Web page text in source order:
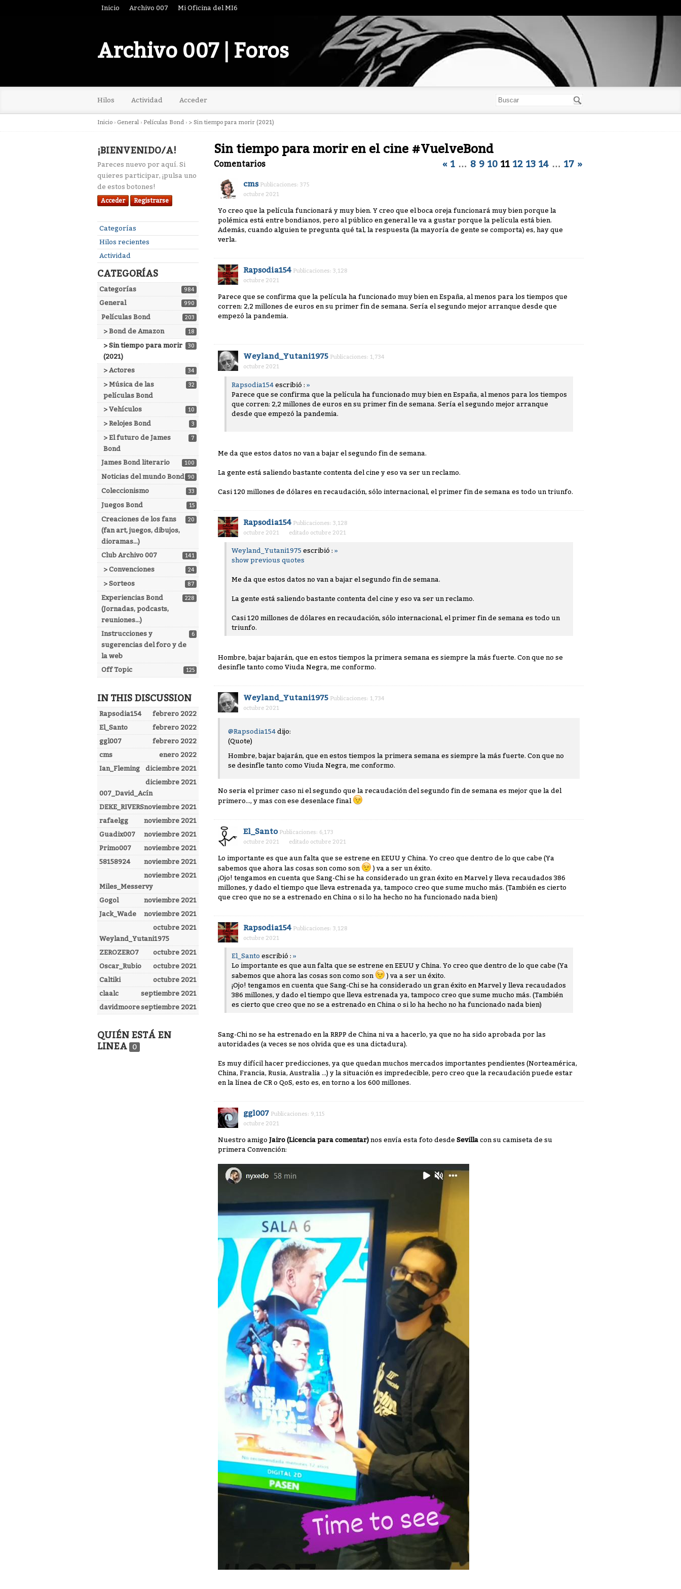
Inicio Archivo 007 Mi Oficina del MI6
Archivo 007 | Foros
Hilos Actividad Acceder
Inicio › General › Películas Bond › > Sin tiempo para morir (2021)
¡BIENVENIDO/A!
Pareces nuevo por aquí. Si
quieres participar, ¡pulsa uno
de estos botones!
Acceder Registrarse
Enlaces
rápidos
Categorías
Hilos recientes
Actividad
CATEGORÍAS
984
Categorías
990
General
203
Películas Bond
18
> Bond de Amazon
30
> Sin tiempo para morir
(2021)
34
> Actores
32
> Música de las
películas Bond
10
> Vehículos
3
> Relojes Bond
7
> El futuro de James
Bond
100
James Bond literario
90
Noticias del mundo Bond
33
Coleccionismo
15
Juegos Bond
20
Creaciones de los fans
(fan art, juegos, dibujos,
dioramas...)
141
Club Archivo 007
24
> Convenciones
87
> Sorteos
228
Experiencias Bond
(Jornadas, podcasts,
reuniones...)
6
Instrucciones y
sugerencias del foro y de
la web
125
Off Topic
IN THIS DISCUSSION
febrero 2022
Rapsodia154
febrero 2022
El_Santo
febrero 2022
ggl007
enero 2022
cms
diciembre 2021
Ian_Fleming
diciembre 2021
007_David_Acín
noviembre 2021
DEKE_RIVERS
noviembre 2021
rafaelgg
noviembre 2021
Guadix007
noviembre 2021
Primo007
noviembre 2021
58158924
noviembre 2021
Miles_Messervy
noviembre 2021
Gogol
noviembre 2021
Jack_Wade
octubre 2021
Weyland_Yutani1975
octubre 2021
ZEROZERO7
octubre 2021
Oscar_Rubio
octubre 2021
Caltiki
septiembre 2021
claalc
septiembre 2021
davidmoore
QUIÉN ESTÁ EN
LINEA
0
Sin tiempo para morir en el cine #VuelveBond
« 1 … 8 9 10 11 12 13 14 … 17 »
Comentarios
cms Publicaciones: 375
octubre 2021
Yo creo que la película funcionará y muy bien. Y creo que el boca oreja funcionará muy bien porque la
polémica está entre bondianos, pero al público en general le va a gustar porque la película está bien.
Además, cuando alguien te pregunta qué tal, la respuesta (la mayoría de gente se comporta) es, hay que
verla.
Rapsodia154 Publicaciones: 3,128
octubre 2021
Parece que se confirma que la película ha funcionado muy bien en España, al menos para los tiempos que
corren: 2,2 millones de euros en su primer fin de semana. Sería el segundo mejor arranque desde que
empezó la pandemia.
Weyland_Yutani1975 Publicaciones: 1,734
octubre 2021
Rapsodia154 escribió : »
Parece que se confirma que la película ha funcionado muy bien en España, al menos para los tiempos
que corren: 2,2 millones de euros en su primer fin de semana. Sería el segundo mejor arranque
desde que empezó la pandemia.
Me da que estos datos no van a bajar el segundo fin de semana.
La gente está saliendo bastante contenta del cine y eso va ser un reclamo.
Casi 120 millones de dólares en recaudación, sólo internacional, el primer fin de semana es todo un triunfo.
Rapsodia154 Publicaciones: 3,128
octubre 2021
editado octubre 2021
Weyland_Yutani1975 escribió : »
show previous quotes
Me da que estos datos no van a bajar el segundo fin de semana.
La gente está saliendo bastante contenta del cine y eso va ser un reclamo.
Casi 120 millones de dólares en recaudación, sólo internacional, el primer fin de semana es todo un
triunfo.
Hombre, bajar bajarán, que en estos tiempos la primera semana es siempre la más fuerte. Con que no se
desinfle tanto como Viuda Negra, me conformo.
Weyland_Yutani1975 Publicaciones: 1,734
octubre 2021
@Rapsodia154 dijo:
(Quote)
Hombre, bajar bajarán, que en estos tiempos la primera semana es siempre la más fuerte. Con que no
se desinfle tanto como Viuda Negra, me conformo.
No seria el primer caso ni el segundo que la recaudación del segundo fin de semana es mejor que la del
primero..., y mas con ese desenlace final
El_Santo Publicaciones: 6,173
octubre 2021
editado octubre 2021
Lo importante es que aun falta que se estrene en EEUU y China. Yo creo que dentro de lo que cabe (Ya
sabemos que ahora las cosas son como son
) va a ser un éxito.
¡Ojo! tengamos en cuenta que Sang-Chi se ha considerado un gran éxito en Marvel y lleva recaudados 386
millones, y dado el tiempo que lleva estrenada ya, tampoco creo que sume mucho más. (También es cierto
que creo que no se a estrenado en China o si lo ha hecho no ha funcionado nada bien)
Rapsodia154 Publicaciones: 3,128
octubre 2021
El_Santo escribió : »
Lo importante es que aun falta que se estrene en EEUU y China. Yo creo que dentro de lo que cabe (Ya
sabemos que ahora las cosas son como son
) va a ser un éxito.
¡Ojo! tengamos en cuenta que Sang-Chi se ha considerado un gran éxito en Marvel y lleva recaudados
386 millones, y dado el tiempo que lleva estrenada ya, tampoco creo que sume mucho más. (También
es cierto que creo que no se a estrenado en China o si lo ha hecho no ha funcionado nada bien)
Sang-Chi no se ha estrenado en la RRPP de China ni va a hacerlo, ya que no ha sido aprobada por las
autoridades (a veces se nos olvida que es una dictadura).
Es muy difícil hacer predicciones, ya que quedan muchos mercados importantes pendientes (Norteamérica,
China, Francia, Rusia, Australia ...) y la situación es impredecible, pero creo que la recaudación puede estar
en la línea de CR o QoS, esto es, en torno a los 600 millones.
ggl007 Publicaciones: 9,115
octubre 2021
Nuestro amigo Jairo (Licencia para comentar) nos envía esta foto desde Sevilla con su camiseta de su
primera Convención: